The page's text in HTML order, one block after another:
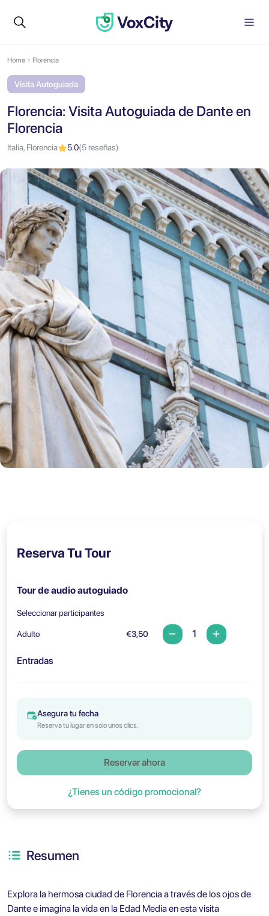
Home Florencia
Visita Autoguiada
Florencia: Visita Autoguiada de Dante en
Florencia
Italia, Florencia 5.0(5 reseñas)
Reserva Tu Tour
Tour de audio autoguiado
Seleccionar participantes
Adulto €3,50
Entradas
Asegura tu fecha
Reserva tu lugar en solo unos clics.
Reservar ahora
¿Tienes un código promocional?
Resumen
Explora la hermosa ciudad de Florencia a través de los ojos de
Dante e imagina la vida en la Edad Media en esta visita